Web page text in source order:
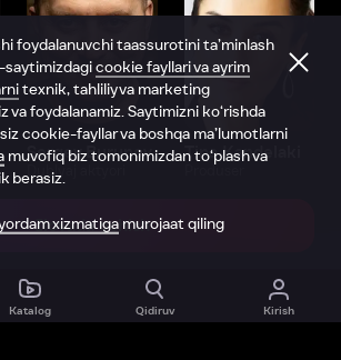
Sergey Burunov
Dublyaj aktyori
Tina Kandelaki
Ilovada ochish
Katalog Qidiruv Kirish
foydalanuvchi taassurotini ta’minlash
saytimizdagicookie fayllari va ayrim
texnik, tahliliy va marketing
va foydalanamiz. Saytimizni ko‘rishda
cookie-fayllar va boshqa ma’lumotlarni
muvofiq biz tomonimizdan to‘plash va
berasiz.
xizmatiga murojaat qiling